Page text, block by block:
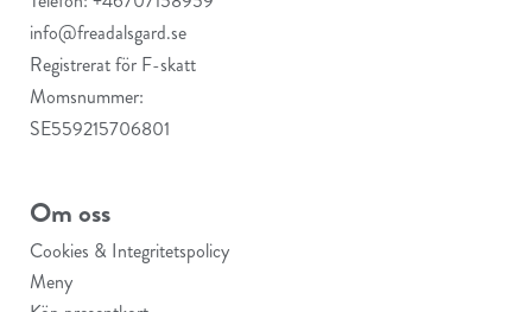
info@freadalsgard.se
Registrerat för F-skatt
Momsnummer:
SE559215706801
Om oss
Cookies & Integritetspolicy
Meny